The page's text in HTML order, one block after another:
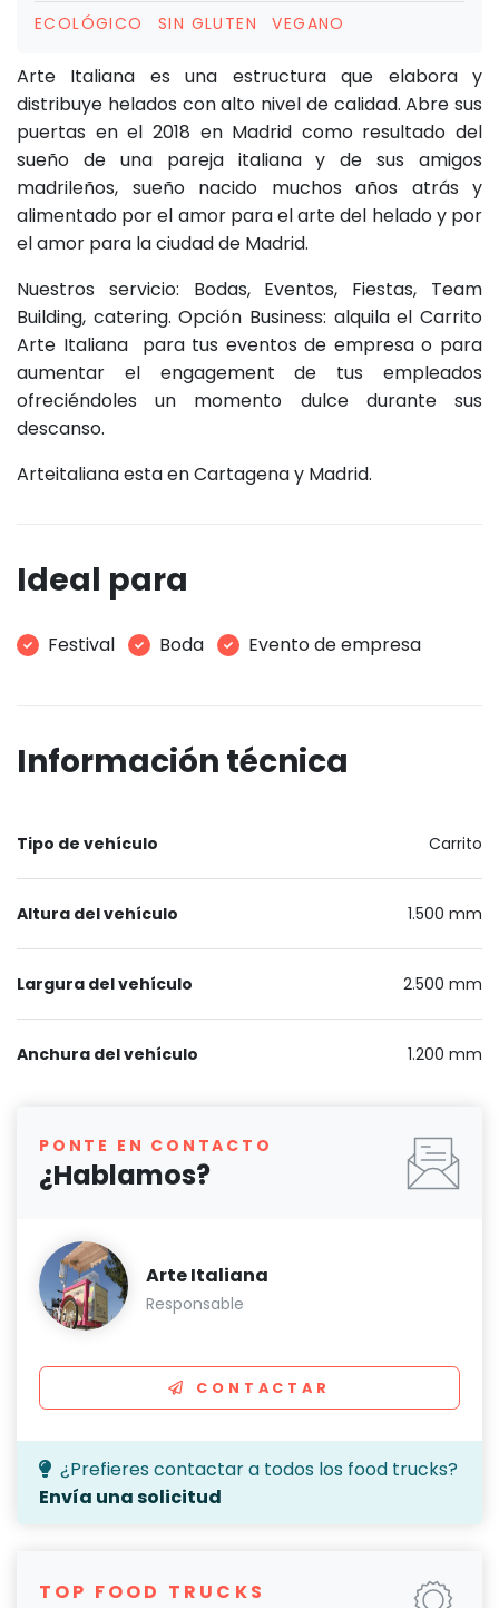
ECOLÓGICO SIN GLUTEN VEGANO
Arte Italiana es una estructura que elabora y
distribuye helados con alto nivel de calidad. Abre sus
puertas en el 2018 en Madrid como resultado del
sueño de una pareja italiana y de sus amigos
madrileños, sueño nacido muchos años atrás y
alimentado por el amor para el arte del helado y por
el amor para la ciudad de Madrid.
Nuestros servicio: Bodas, Eventos, Fiestas, Team
Building, catering. Opción Business: alquila el Carrito
Arte Italiana para tus eventos de empresa o para
aumentar el engagement de tus empleados
ofreciéndoles un momento dulce durante sus
descanso.
Arteitaliana esta en Cartagena y Madrid.
Ideal para
Festival Boda Evento de empresa
Información técnica
Tipo de vehículo Carrito
Altura del vehículo 1.500 mm
Largura del vehículo 2.500 mm
Anchura del vehículo 1.200 mm
PONTE EN CONTACTO
¿Hablamos?
Arte Italiana
Responsable
CONTACTAR
¿Prefieres contactar a todos los food trucks?
Envía una solicitud
TOP FOOD TRUCKS